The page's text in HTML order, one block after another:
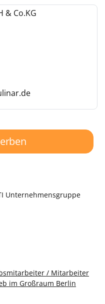
& Co.KG
Unternehmensgruppe
/ Mitarbeiter
im Großraum Berlin